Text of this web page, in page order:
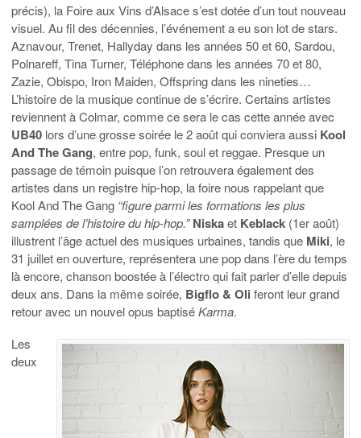
précis), la Foire aux Vins d’Alsace s’est dotée d’un tout nouveau
visuel. Au fil des décennies, l’événement a eu son lot de stars.
Aznavour, Trenet, Hallyday dans les années 50 et 60, Sardou,
Polnareff, Tina Turner, Téléphone dans les années 70 et 80,
Zazie, Obispo, Iron Maiden, Offspring dans les nineties…
L’histoire de la musique continue de s’écrire. Certains artistes
reviennent à Colmar, comme ce sera le cas cette année avec
UB40 lors d’une grosse soirée le 2 août qui conviera aussi Kool
And The Gang, entre pop, funk, soul et reggae. Presque un
passage de témoin puisque l’on retrouvera également des
artistes dans un registre hip-hop, la foire nous rappelant que
Kool And The Gang “figure parmi les formations les plus
samplées de l’histoire du hip-hop.” Niskaet Keblack (1er août)
illustrent l’âge actuel des musiques urbaines, tandis que Miki, le
31 juillet en ouverture, représentera une pop dans l’ère du temps
là encore, chanson boostée à l’électro qui fait parler d’elle depuis
deux ans. Dans la même soirée, Bigflo & Oli feront leur grand
retour avec un nouvel opus baptiséKarma.
Les
deux